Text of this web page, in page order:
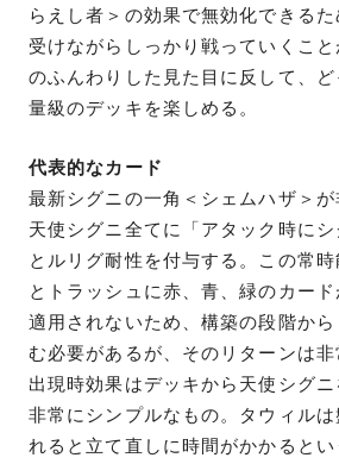
らえし者＞の効果で無効化できる
受けながらしっかり戦っていくこ
のふんわりした見た目に反して、
量級のデッキを楽しめる。
代表的なカード
最新シグニの一角＜シェムハザ＞
天使シグニ全てに「アタック時にシ
とルリグ耐性を付与する。この常
とトラッシュに赤、青、緑のカー
適用されないため、構築の段階か
む必要があるが、そのリターンは非
出現時効果はデッキから天使シグニ
非常にシンプルなもの。タウィル
れると立て直しに時間がかかると